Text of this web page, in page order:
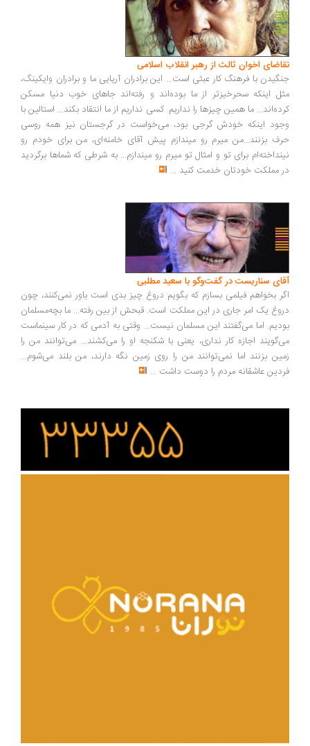
تقاضای اخوان ثالث از رهبر انقلاب اسلامی
جنگیدن با فرهنگ کار عبثی است... این برادران آریایی ما و برادران وایکینگ،
مثل اینکه سحرخیزتر از ما بوده‌اند و رفته‌اند جاهای خوب دنیا مسکن
کرده‌اند... ما همین چیزها را نداریم. کسی نداریم از ما انتقاد بکند... استالین با
وجود اینکه خودش گرجی بود، می‌خواست در گرجستان نیز همه روسی
حرف بزنند...من میرم رو میندازم پیش آقای خامنه‌ای، من برای خودم رو
نینداخته‌ام برای تو و امثال تو میرم رو میندازم... به شرطی که شماها برگردید
در مملکت خودتان خدمت کنید ...
آقای سناریست در گفت‌وگو با سعید مطلبی
اگر بخواهم فیلمی بسازم که بگویم دروغ چیز بدی است باور نمی‌کنند، چون
دروغ یک امر جاری در این مملکت است. قبحش از بین رفته... ما بچه‌مسلمان
بودیم. اما می‌گفتند این مسلمان نیست... وقتی به آدمی که در کار سینماست
می‌گویند اجازه کار نداری، یعنی با شکنجه او را می‌کشند... می‌توانند من را
زمین بزنند اما نمی‌توانند من را روی زمین نگه دارند، من بلند می‌شوم...
فردین عاشقانه مردم را دوست داشت ...